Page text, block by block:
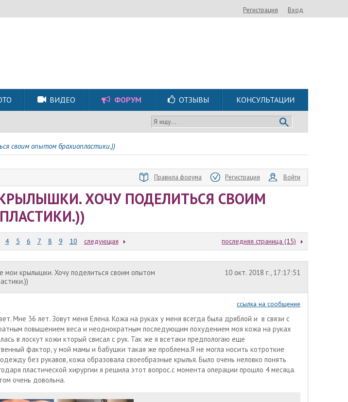
Регистрация Вход
ВИДЕО ФОРУМ ОТЗЫВЫ КОНСУЛЬТАЦИИ
Я ищу...
своим опытом брахиопластики.))
Правила форума Регистрация Войти
ХОЧУ ПОДЕЛИТЬСЯ СВОИМ
4 5 6 7 8 9 10 следующая последняя страница (15)
мои крылышки. Хочу поделиться своим опытом
10 окт. 2018 г., 17:17:51
ссылка на сообщение
Мне 36 лет. Зовут меня Елена. Кожа на руках у меня всегда была дряблой и в связи с
повышением веса и неоднократным последующим похудением моя кожа на руках
в лоскут кожи кторый свисал с рук. Так же я всетаки предпологаю еще
фактор, у мой мамы и бабушки такая же проблема.Я не могла носить котроткие
без рукавов, кожа образовала своеобразные крылья. Было очень неловко понять
пластической хирургии я решила этот вопрос.с момента операции прошло 4 месяца.
очень довольна.